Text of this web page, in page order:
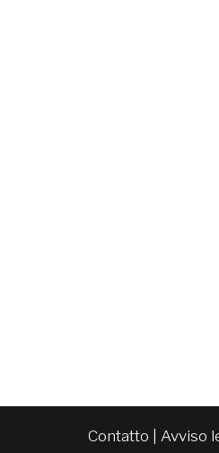
Contatto Avviso